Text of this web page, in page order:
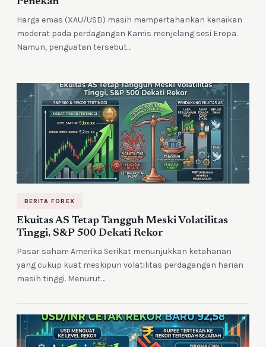
Harga emas (XAU/USD) masih mempertahankan kenaikan
moderat pada perdagangan Kamis menjelang sesi Eropa.
Namun, penguatan tersebut…
BERITA FOREX
Ekuitas AS Tetap Tangguh Meski Volatilitas
Tinggi, S&P 500 Dekati Rekor
Pasar saham Amerika Serikat menunjukkan ketahanan
yang cukup kuat meskipun volatilitas perdagangan harian
masih tinggi. Menurut…